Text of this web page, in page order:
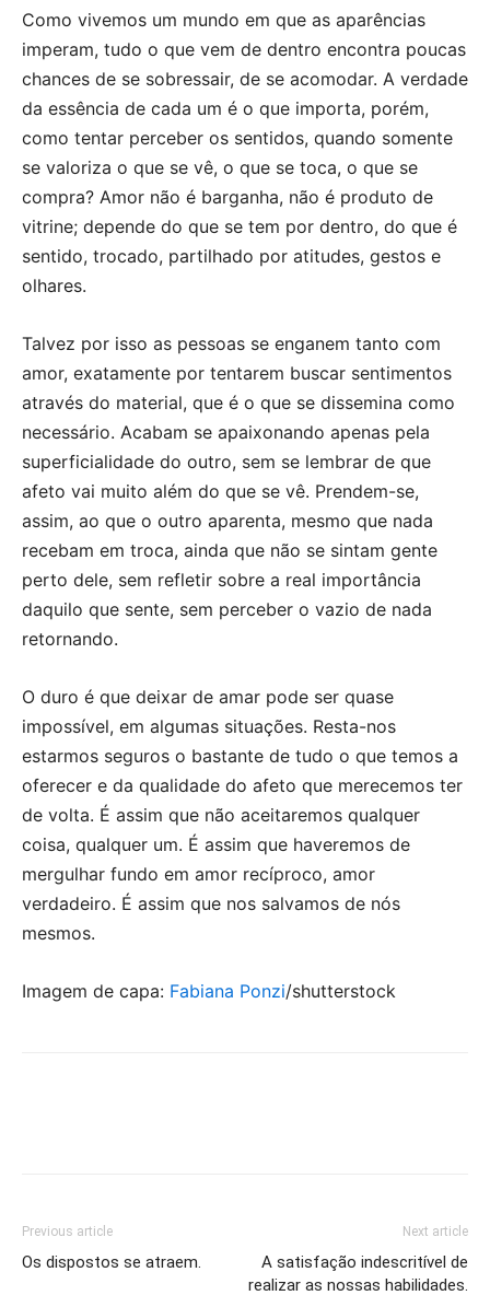
Como vivemos um mundo em que as aparências
imperam, tudo o que vem de dentro encontra poucas
chances de se sobressair, de se acomodar. A verdade
da essência de cada um é o que importa, porém,
como tentar perceber os sentidos, quando somente
se valoriza o que se vê, o que se toca, o que se
compra? Amor não é barganha, não é produto de
vitrine; depende do que se tem por dentro, do que é
sentido, trocado, partilhado por atitudes, gestos e
olhares.
Talvez por isso as pessoas se enganem tanto com
amor, exatamente por tentarem buscar sentimentos
através do material, que é o que se dissemina como
necessário. Acabam se apaixonando apenas pela
superficialidade do outro, sem se lembrar de que
afeto vai muito além do que se vê. Prendem-se,
assim, ao que o outro aparenta, mesmo que nada
recebam em troca, ainda que não se sintam gente
perto dele, sem refletir sobre a real importância
daquilo que sente, sem perceber o vazio de nada
retornando.
O duro é que deixar de amar pode ser quase
impossível, em algumas situações. Resta-nos
estarmos seguros o bastante de tudo o que temos a
oferecer e da qualidade do afeto que merecemos ter
de volta. É assim que não aceitaremos qualquer
coisa, qualquer um. É assim que haveremos de
mergulhar fundo em amor recíproco, amor
verdadeiro. É assim que nos salvamos de nós
mesmos.
Imagem de capa: Fabiana Ponzi/shutterstock
Previous article
Os dispostos se atraem.
Next article
A satisfação indescritível de
realizar as nossas habilidades.